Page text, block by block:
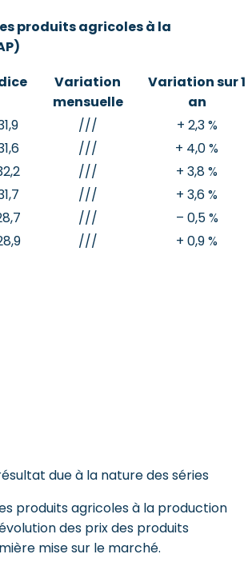
produits agricoles à la
Variation
mensuelle
Variation sur 1
an
///
+ 2,3 %
///
+ 4,0 %
///
+ 3,8 %
///
+ 3,6 %
///
– 0,5 %
///
+ 0,9 %
due à la nature des séries
produits agricoles à la production
des prix des produits
mise sur le marché.